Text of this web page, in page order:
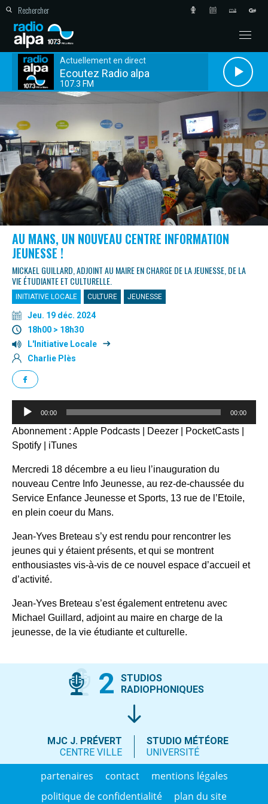
Actuellement en direct
Ecoutez Radio alpa
107.3 FM
AU MANS, UN NOUVEAU CENTRE INFORMATION
JEUNESSE !
MICKAEL GUILLARD, ADJOINT AU MAIRE EN CHARGE DE LA JEUNESSE, DE LA
VIE ÉTUDIANTE ET CULTURELLE.
INITIATIVE LOCALE CULTURE JEUNESSE
Jeu. 19 déc. 2024
18h00 > 18h30
L'Initiative Locale
Charlie Plès
Lecteur
00:00 00:00
Abonnement : Apple Podcasts Deezer PocketCasts
Spotify
iTunes
Mercredi 18 décembre a eu lieu l’inauguration du
nouveau Centre Info Jeunesse, au rez-de-chaussée du
Service Enfance Jeunesse et Sports, 13 rue de l’Etoile,
en plein coeur du Mans.
Jean-Yves Breteau s’y est rendu pour rencontrer les
jeunes qui y étaient présents, et qui se montrent
enthousiastes vis-à-vis de ce nouvel espace d’accueil et
d’activité.
Jean-Yves Breteau s’est également entretenu avec
Michael Guillard, adjoint au maire en charge de la
jeunesse, de la vie étudiante et culturelle.
2
STUDIOS
RADIOPHONIQUES
MJC J. PRÉVERT
CENTRE VILLE
STUDIO MÉTÉORE
UNIVERSITÉ
partenaires contact
mentions légales
politique de confidentialité
plan du site